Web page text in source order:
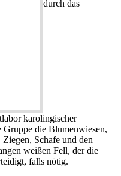
durch das
karolingischer
die Blumenwiesen,
Schafe und den
weißen Fell, der die
falls nötig.